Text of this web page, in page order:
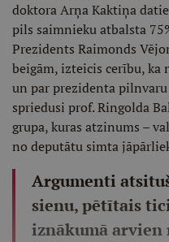
doktora Arņa Kaktiņa
pils saimnieku atbalsta
Prezidents Raimonds
beigām, izteicis cerību, ka
un par prezidenta
spriedusi prof. Ringolda
grupa, kuras atzinums –
no deputātu simta
Argumenti
sienu, pētītais
iznākumā